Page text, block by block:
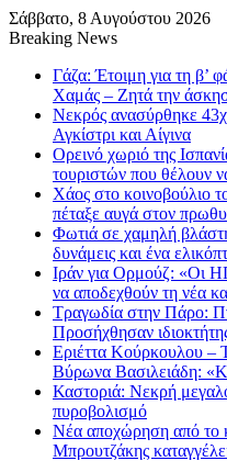
Σάββατο, 8 Αυγούστου 2026
Breaking News
Γάζα: Έτοιμη για τη β’
Χαμάς – Ζητά την
Νεκρός ανασύρθηκε
Αγκίστρι και Αίγινα
Ορεινό χωριό της
τουριστών που θέλουν
Χάος στο κοινοβούλιο
πέταξε αυγά στον
Φωτιά σε χαμηλή
δυνάμεις και ένα
Ιράν για Ορμούζ: «Οι
να αποδεχθούν τη νέα
Τραγωδία στην Πάρο:
Προσήχθησαν
Εριέττα Κούρκουλου –
Βύρωνα Βασιλειάδη:
Καστοριά: Νεκρή
πυροβολισμό
Νέα αποχώρηση από το
Μπρουτζάκης